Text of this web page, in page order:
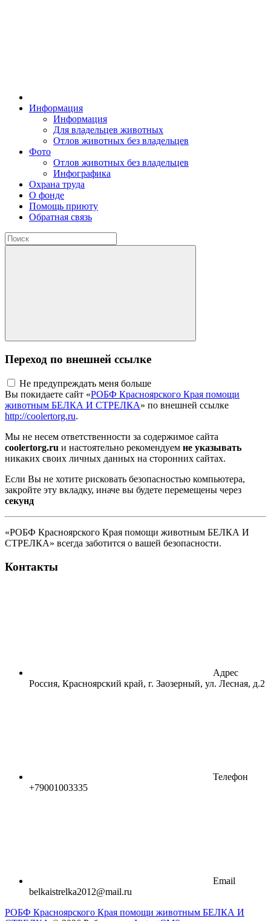
Информация
Информация
Для владельцев животных
Отлов животных без владельцев
Фото
Отлов животных без владельцев
Инфографика
Охрана труда
О фонде
Помощь приюту
Обратная связь
Переход по внешней ссылке
Не предупреждать меня больше
Вы покидаете сайт «РОБФ Красноярского Края помощи
животным БЕЛКА И СТРЕЛКА» по внешней ссылке
http://coolertorg.ru.
Мы не несем ответственности за содержимое сайта
coolertorg.ru и настоятельно рекомендуем не указывать
никаких своих личных данных на сторонних сайтах.
Если Вы не хотите рисковать безопасностью компьютера,
закройте эту вкладку, иначе вы будете перемещены через
секунд
«РОБФ Красноярского Края помощи животным БЕЛКА И
СТРЕЛКА» всегда заботится о вашей безопасности.
Контакты
Адрес
Россия, Красноярский край, г. Заозерный, ул. Лесная, д.2
Телефон
+79001003335
Email
belkaistrelka2012@mail.ru
РОБФ Красноярского Края помощи животным БЕЛКА И